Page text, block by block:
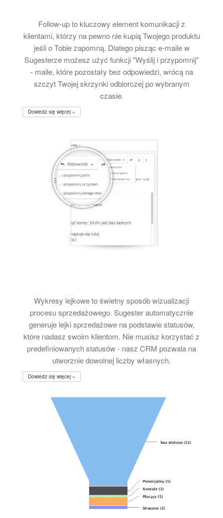
Follow-up to kluczowy element komunikacji z
klientami, którzy na pewno nie kupią Twojego produktu
jeśli o Tobie zapomną. Dlatego pisząc e-maile w
Sugesterze możesz użyć funkcji "Wyślij i przypomnij"
- maile, które pozostały bez odpowiedzi, wrócą na
szczyt Twojej skrzynki odbiorczej po wybranym
czasie.
Dowiedz się więcej »
Wykresy lejkowe to świetny sposób wizualizacji
procesu sprzedażowego. Sugester automatycznie
generuje lejki sprzedażowe na podstawie statusów,
które nadasz swoim klientom. Nie musisz korzystać z
predefiniowanych statusów - nasz CRM pozwala na
utworznie dowolnej liczby własnych.
Dowiedz się więcej »